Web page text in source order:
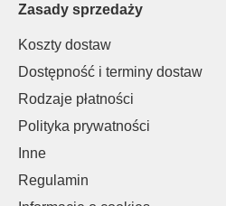
Zasady sprzedaży
Koszty dostaw
Dostępność i terminy dostaw
Rodzaje płatności
Polityka prywatności
Inne
Regulamin